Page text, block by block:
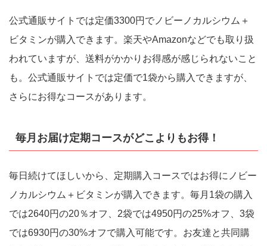
公式通販サイトでは定価3300円でノビーノカルシウム＋
ビタミンが購入できます。楽天やAmazonなどでも取り扱
われていますが、送料がかかりお得感が感じられないこと
も。公式通販サイトでは定価で1袋から購入できますが、
さらにお得なコースがあります。
毎月お届け定期コースがどこよりもお得！
毎日続けてほしいから、定期購入コースではお得にノビー
ノカルシウム＋ビタミンが購入できます。毎月1袋の購入
では2640円の20％オフ、2袋では4950円の25%オフ、3袋
では6930円の30%オフで購入可能です。お友達と共同購